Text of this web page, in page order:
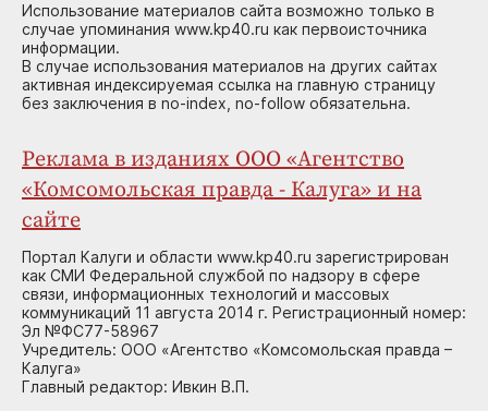
Использование материалов сайта возможно только в
случае упоминания www.kp40.ru как первоисточника
информации.
В случае использования материалов на других сайтах
активная индексируемая ссылка на главную страницу
без заключения в no-index, no-follow обязательна.
Реклама в изданиях ООО «Агентство
«Комсомольская правда - Калуга» и на
сайте
Портал Калуги и области www.kp40.ru зарегистрирован
как СМИ Федеральной службой по надзору в сфере
связи, информационных технологий и массовых
коммуникаций 11 августа 2014 г. Регистрационный номер:
Эл №ФС77-58967
Учредитель: ООО «Агентство «Комсомольская правда –
Калуга»
Главный редактор: Ивкин В.П.